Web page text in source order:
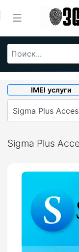
IMEI услуги
Sigma Plus